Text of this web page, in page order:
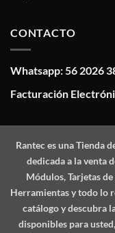
CONTACTO
Whatsapp: 56 2026
Facturación
Ranteces una Tienda
dedicada a la venta
Módulos, Tarjetas
Herramientas y todo lo
catálogo y descubra
disponibles para